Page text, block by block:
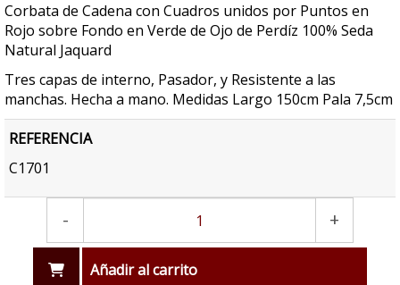
Corbata de Cadena con Cuadros unidos por Puntos en
Rojo sobre Fondo en Verde de Ojo de Perdíz 100% Seda
Natural Jaquard
Tres capas de interno, Pasador, y Resistente a las
manchas. Hecha a mano. Medidas Largo 150cm Pala 7,5cm
REFERENCIA
C1701
- +
Añadir al carrito